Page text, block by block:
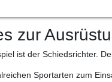
zur
ist der Schiedsrichter.
Sportarten zum